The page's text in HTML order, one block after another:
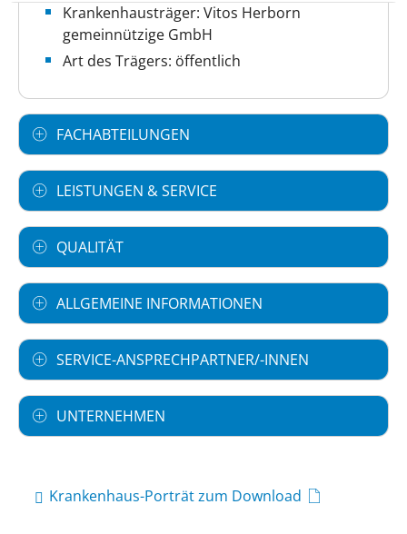
Krankenhausträger: Vitos Herborn
gemeinnützige GmbH
Art des Trägers: öffentlich
FACHABTEILUNGEN
LEISTUNGEN & SERVICE
QUALITÄT
ALLGEMEINE INFORMATIONEN
SERVICE-ANSPRECHPARTNER/-INNEN
UNTERNEHMEN
Krankenhaus-Porträt zum Download